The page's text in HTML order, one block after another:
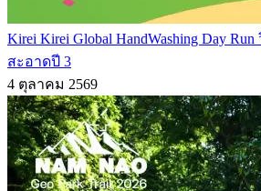
Kirei Kirei Global HandWashing Day
สะอาดปี 3
4 ตุลาคม 2569